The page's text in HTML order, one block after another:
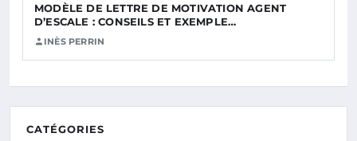
MODÈLE DE LETTRE DE MOTIVATION AGENT
D’ESCALE : CONSEILS ET EXEMPLE…
INÈS PERRIN
CATÉGORIES